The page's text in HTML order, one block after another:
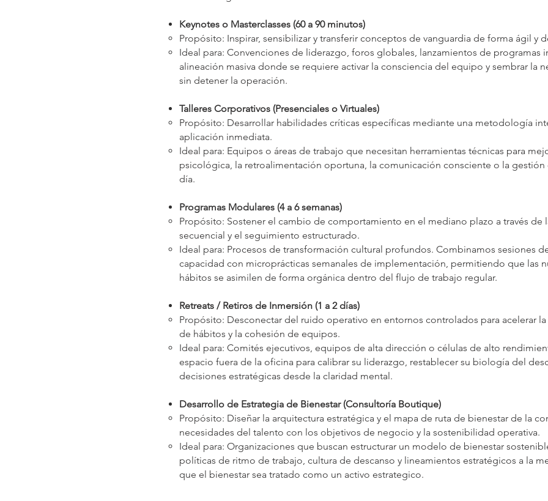
Keynotes o Masterclasses (60 a 90 minutos)
Propósito: Inspirar, sensibilizar y transferir conceptos de vanguardia de forma ágil y
Ideal para: Convenciones de liderazgo, foros globales, lanzamientos de programas
alineación masiva donde se requiere activar la consciencia del equipo y sembrar la
sin detener la operación.
Talleres Corporativos (Presenciales o Virtuales)
Propósito: Desarrollar habilidades críticas específicas mediante una metodología
aplicación inmediata.
Ideal para: Equipos o áreas de trabajo que necesitan herramientas técnicas para
psicológica, la retroalimentación oportuna, la comunicación consciente o la gestión
día.
Programas Modulares (4 a 6 semanas)
Propósito: Sostener el cambio de comportamiento en el mediano plazo a través de
secuencial y el seguimiento estructurado.
Ideal para: Procesos de transformación cultural profundos. Combinamos sesiones
capacidad con microprácticas semanales de implementación, permitiendo que las
hábitos se asimilen de forma orgánica dentro del flujo de trabajo regular.
Retreats / Retiros de Inmersión (1 a 2 días)
Propósito: Desconectar del ruido operativo en entornos controlados para acelerar
de hábitos y la cohesión de equipos.
Ideal para: Comités ejecutivos, equipos de alta dirección o células de alto
espacio fuera de la oficina para calibrar su liderazgo, restablecer su biología del
decisiones estratégicas desde la claridad mental.
Desarrollo de Estrategia de Bienestar (Consultoría Boutique)
Propósito: Diseñar la arquitectura estratégica y el mapa de ruta de bienestar de la
necesidades del talento con los objetivos de negocio y la sostenibilidad operativa.
Ideal para: Organizaciones que buscan estructurar un modelo de bienestar
políticas de ritmo de trabajo, cultura de descanso y lineamientos estratégicos a la
que el bienestar sea tratado como un activo estrategico.